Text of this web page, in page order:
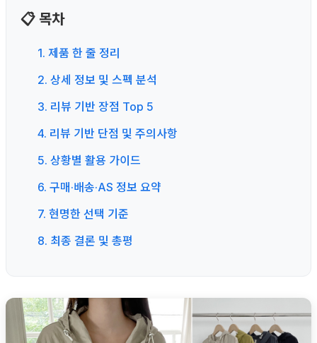
📋 목차
1. 제품 한 줄 정리
2. 상세 정보 및 스펙 분석
3. 리뷰 기반 장점 Top 5
4. 리뷰 기반 단점 및 주의사항
5. 상황별 활용 가이드
6. 구매·배송·AS 정보 요약
7. 현명한 선택 기준
8. 최종 결론 및 총평